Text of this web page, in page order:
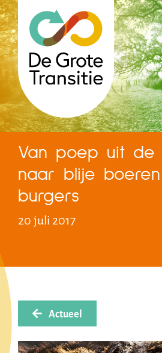
Van poep uit de
naar blije
burgers
20 juli 2017
Actueel